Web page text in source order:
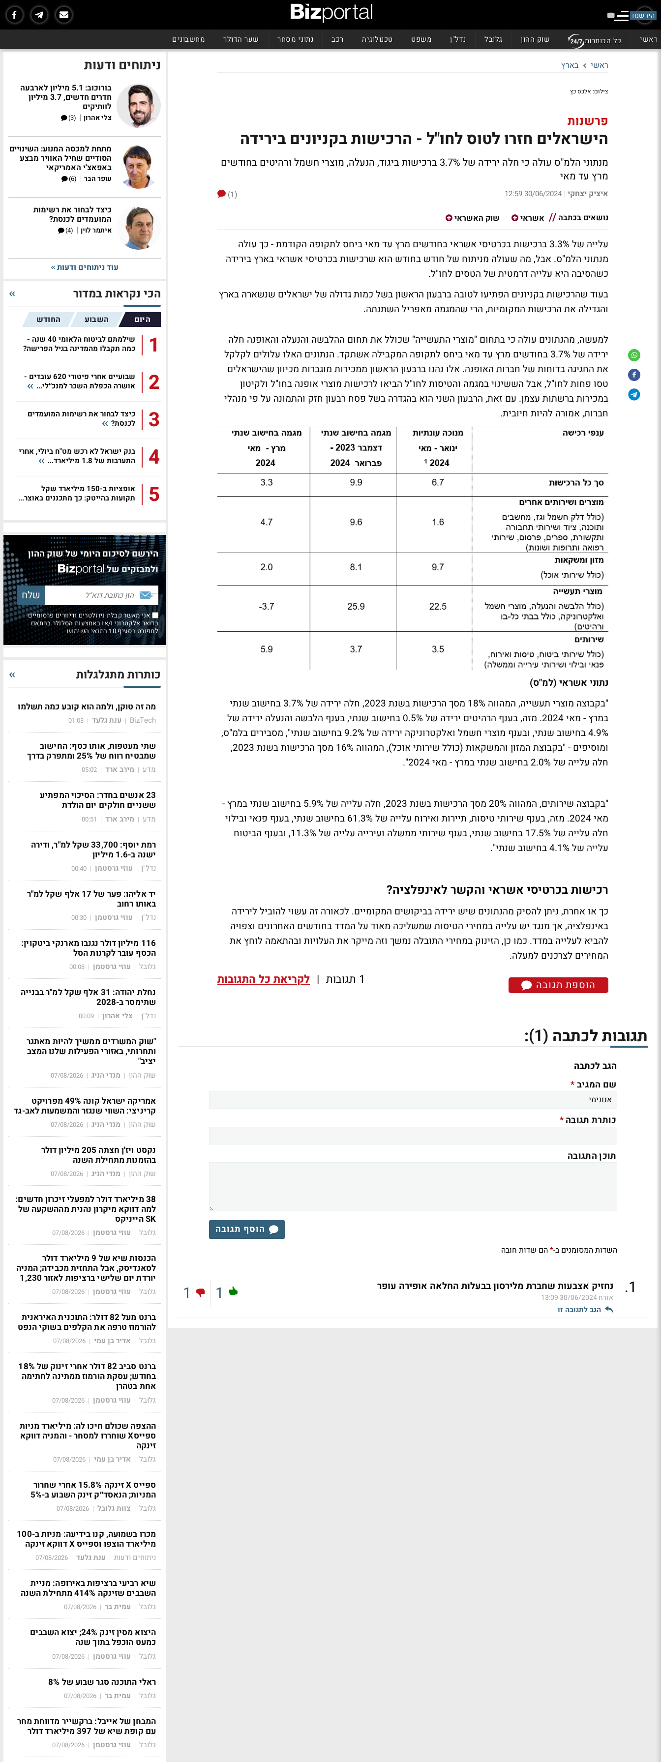
הירשמו
ראשי כל הכותרות שוק ההון גלובל נדל"ן משפט טכנולוגיה רכב נתוני מסחר שער הדולר מחשבונים
ראשי בארץ
צילום: אלכס כץ
פרשנות
הישראלים חזרו לטוס לחו"ל - הרכישות בקניונים בירידה
מנתוני הלמ"ס עולה כי חלה ירידה של 3.7% ברכישות ביגוד, הנעלה, מוצרי חשמל ורהיטים בחודשים
מרץ עד מאי
איציק יצחקי |
30/06/2024 12:59
(1)
נושאים בכתבה
אשראי שוק האשראי
עלייה של 3.3% ברכישות בכרטיסי אשראי בחודשים מרץ עד מאי ביחס לתקופה הקודמת - כך עולה
מנתוני הלמ"ס. אבל, מה שעולה מניתוח של חודש בחודש הוא שרכישות בכרטיסי אשראי בארץ בירידה
כשהסיבה היא עלייה דרמטית של הטסים לחו"ל.
בעוד שהרכישות בקניונים הפתיעו לטובה ברבעון הראשון בשל כמות גדולה של ישראלים שנשארה בארץ
והגדילה את הרכישות המקומיות, הרי שהמגמה מאפריל השתנתה.
למעשה, מהנתונים עולה כי בתחום "מוצרי התעשייה" שכולל את תחום ההלבשה והנעלה והאופנה חלה
ירידה של 3.7% בחודשים מרץ עד מאי ביחס לתקופה המקבילה אשתקד. הנתונים האלו עלולים לקלקל
את החגיגה בדוחות של חברות האופנה. אלו נהנו ברבעון הראשון ממכירות מוגברות מכיוון שהישראלים
טסו פחות לחו"ל, אבל הששינוי במגמה והטיסות לחו"ל הביאו לרכישות מוצרי אופנה בחו"ל ולקיטון
במכירות ברשתות עצמן. עם זאת, הרבעון השני הוא בהגדרה בשל פסח רבעון חזק והתמונה על פי מנהלי
חברות, אמורה להיות חיובית.
נתוני אשראי (למ"ס)
"בקבוצה מוצרי תעשייה, המהווה 18% מסך הרכישות בשנת 2023, חלה ירידה של 3.7% בחישוב שנתי
במרץ - מאי 2024. מזה, בענף הרהיטים ירידה של 0.5% בחישוב שנתי, בענף הלבשה והנעלה ירידה של
4.9% בחישוב שנתי, ובענף מוצרי חשמל ואלקטרוניקה ירידה של 9.2% בחישוב שנתי", מסבירים בלמ"ס,
ומוסיפים - "בקבוצת המזון והמשקאות (כולל שירותי אוכל), המהווה 16% מסך הרכישות בשנת 2023,
חלה עלייה של 2.0% בחישוב שנתי במרץ - מאי 2024".
"בקבוצה שירותים, המהווה 20% מסך הרכישות בשנת 2023, חלה עלייה של 5.9% בחישוב שנתי במרץ -
מאי 2024. מזה, בענף שירותי טיסות, תיירות ואירוח עלייה של 61.3% בחישוב שנתי, בענף פנאי ובילוי
חלה עלייה של 17.5% בחישוב שנתי, בענף שירותי ממשלה ועירייה עלייה של 11.3%, ובענף הביטוח
עלייה של 4.1% בחישוב שנתי".
רכישות בכרטיסי אשראי והקשר לאינפלציה?
כך או אחרת, ניתן להסיק מהנתונים שיש ירידה בביקושים המקומיים. לכאורה זה עשוי להוביל לירידה
באינפלציה, אך מנגד יש עלייה במחירי הטיסות שמשליכה מאוד על המדד בחודשים האחרונים וצפויה
להביא לעלייה במדד. כמו כן, הזינוק במחירי התובלה נמשך וזה מייקר את העלויות ובהתאמה לוחץ את
המחירים לצרכנים למעלה.
הוספת תגובה 1 תגובות | לקריאת כל התגובות
תגובות לכתבה (1)
:
הגב לכתבה
שם המגיב*
כותרת תגובה*
תוכן התגובה
הוסף תגובה
השדות המסומנים ב-*הם שדות חובה
1
. נחזיק אצבעות שחברת מלירסון בבעלות החלאה אופירה עופר
אזרח30/06/2024 13:09
הגב לתגובה זו
1
1
ניתוחים ודעות
בורוכוב: 5.1 מיליון לארבעה
חדרים חדשים, 3.7 מיליון
לוותיקים
צלי אהרון |
(3)
מתחת למכסה המנוע: השינויים
הסודיים שחיל האוויר מבצע
באפאצ'י האמריקאי
עופר הבר |
(6)
כיצד לבחור את רשימות
המועמדים לכנסת?
איתמר לוין |
(4)
עוד ניתוחים ודעות
הכי נקראות במדור
היום השבוע החודש
1
שילמתם לביטוח הלאומי 40 שנה -
כמה תקבלו מהמדינה בגיל הפרישה?
2
שבועיים אחרי פיטורי 620 עובדים -
אושרה הכפלת השכר למנכ״לי...
3
כיצד לבחור את רשימות המועמדים
לכנסת?
4
בנק ישראל לא רכש מט"ח ביולי, אחרי
התערבות של 1.8 מיליארד...
5
אופציות ב-150 מיליארד שקל
תקועות בהייטק: כך מתכננים באוצר...
הירשם לסיכום היומי של שוק ההון
ולמבזקים של
אני מאשר קבלת ניוזלטרים ודיוורים פרסומיים
בדואר אלקטרוני ו/או באמצעות הסלולר בהתאם
למפורט בסעיף 10 בתנאי השימוש
כותרות מתגלגלות
מה זה טוקן, ולמה הוא קובע כמה תשלמו
BizTech
| ענת גלעד |
01:03
שתי מעטפות, אותו כסף: החישוב
שמבטיח רווח של 25% ומתפרק בדרך
מדע | מירב ארד |
05:02
23 אנשים בחדר: הסיכוי המפתיע
ששניים חולקים יום הולדת
מדע | מירב ארד |
00:51
רמת יוסף: 33,700 שקל למ"ר, ודירה
ישנה ב-1.6 מיליון
נדל"ן | עוזי גרסטמן |
00:40
יד אליהו: פער של 17 אלף שקל למ"ר
באותו רחוב
נדל"ן | עוזי גרסטמן |
00:30
116 מיליון דולר נגנבו מארנקי ביטקוין:
הכסף עובר לקרנות הסל
גלובל | עוזי גרסטמן |
00:08
נחלת יהודה: 31 אלף שקל למ"ר בבנייה
שתימסר ב-2028
נדל"ן | צלי אהרון |
00:09
"שוק המשרדים ממשיך להיות מאתגר
ותחרותי, באזורי הפעילות שלנו המצב
יציב"
שוק ההון | מנדי הניג |
07/08/2026
אמריקה ישראל קונה 49% מפרויקט
קריניצי: השווי שנגזר והמשמעות לאב-גד
שוק ההון | מנדי הניג |
07/08/2026
נקסט ויז'ן חצתה 205 מיליון דולר
בהזמנות מתחילת השנה
שוק ההון | מנדי הניג |
07/08/2026
38 מיליארד דולר למפעלי זיכרון חדשים:
למה דווקא מיקרון נהנית מההשקעה של
SK הייניקס
גלובל | עוזי גרסטמן |
07/08/2026
הכנסות שיא של 9 מיליארד דולר
לסאנדיסק, אבל התחזית מכבידה; המניה
יורדת יום שלישי ברציפות לאזור 1,230
גלובל | עוזי גרסטמן |
07/08/2026
ברנט מעל 82 דולר: התוכנית האיראנית
להורמוז טרפה את הקלפים בשוקי הנפט
גלובל | אדיר בן עמי |
07/08/2026
ברנט סביב 82 דולר אחרי זינוק של 18%
בחודש; עסקת הורמוז ממתינה לחתימה
אחת בטהרן
גלובל | עוזי גרסטמן |
07/08/2026
ההצפה שכולם חיכו לה: מיליארד מניות
ספייסX שוחררו למסחר - והמניה דווקא
זינקה
גלובל | אדיר בן עמי |
07/08/2026
ספייס X זינקה 15.8% אחרי שחרור
המניות; הנאסד״ק זינק השבוע ב-5%
גלובל | צוות גלובל |
07/08/2026
מכרו בשמועה, קנו בידיעה: מניות ב-100
מיליארד הוצפו וספייס X דווקא זינקה
ניתוחים ודעות | ענת גלעד |
07/08/2026
שיא רביעי ברציפות באירופה: מניית
השבבים שזינקה 414% מתחילת השנה
גלובל | עמית בר |
07/08/2026
היצוא מסין זינק 24%; יצוא השבבים
כמעט הוכפל בתוך שנה
גלובל | עוזי גרסטמן |
07/08/2026
ראלי התוכנה סגר שבוע של 8%
גלובל | עמית בר |
07/08/2026
המבחן של אייבל: ברקשייר מדווחת מחר
עם קופת שיא של 397 מיליארד דולר
גלובל | עוזי גרסטמן |
07/08/2026